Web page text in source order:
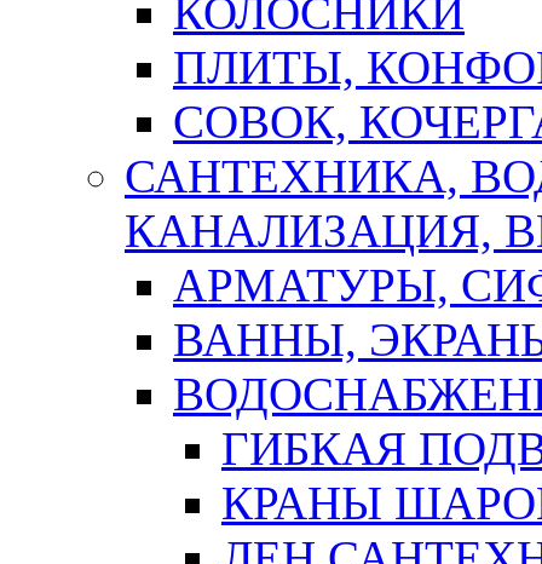
КОЛОСНИКИ
ПЛИТЫ,
СОВОК,
САНТЕХНИКА,
КАНАЛИЗАЦИЯ,
АРМАТУРЫ,
ВАННЫ,
ГИБКАЯ
КРАНЫ